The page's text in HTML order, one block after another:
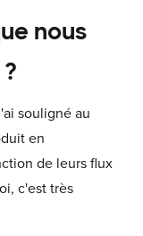
nous
souligné au
en
de leurs flux
c'est très